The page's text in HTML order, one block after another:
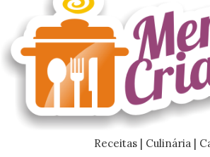
Receitas | Culinária |